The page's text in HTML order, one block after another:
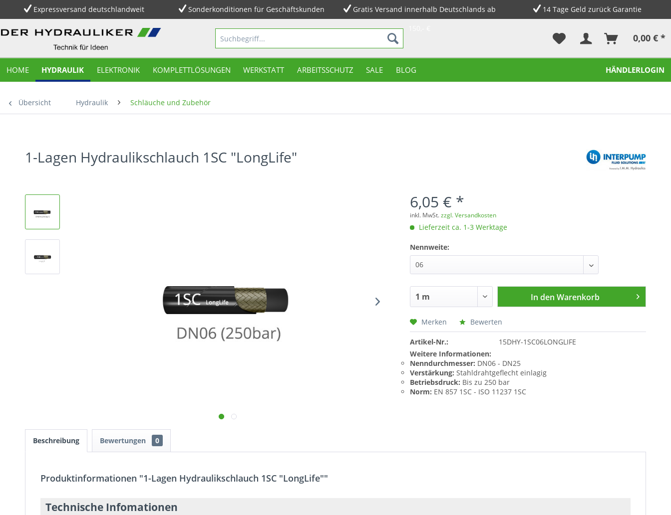
Expressversand deutschlandweit Sonderkonditionen für Geschäftskunden
Gratis Versand innerhalb Deutschlands ab
14 Tage Geld zurück Garantie
0,00 € *
HOME HYDRAULIK ELEKTRONIK KOMPLETTLÖSUNGEN WERKSTATT ARBEITSSCHUTZ SALE BLOG HÄNDLERLOGIN
Übersicht Hydraulik Schläuche und Zubehör
1-Lagen Hydraulikschlauch 1SC "LongLife"
6,05 € *
inkl. MwSt.zzgl. Versandkosten
Lieferzeit ca. 1-3 Werktage
Nennweite:
In den Warenkorb
Merken Bewerten
Artikel-Nr.:
15DHY-1SC06LONGLIFE
Weitere Informationen:
Nenndurchmesser: DN06 - DN25
Verstärkung:Stahldrahtgeflecht einlagig
Betriebsdruck: Bis zu 250 bar
Norm: EN 857 1SC - ISO 11237 1SC
Beschreibung Bewertungen 0
Produktinformationen "1-Lagen Hydraulikschlauch 1SC "LongLife""
Technische Infomationen